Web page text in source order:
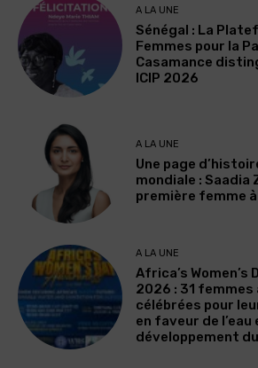
A LA UNE
Sénégal : La
Femmes pour la
Casamance
ICIP 2026
A LA UNE
Une page
mondiale : Saadia
première femme à
A LA UNE
Africa’s Women’s
2026 : 31
célébrées pour
en faveur de l’eau
développement